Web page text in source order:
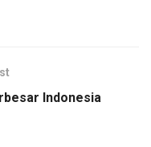
Indonesia